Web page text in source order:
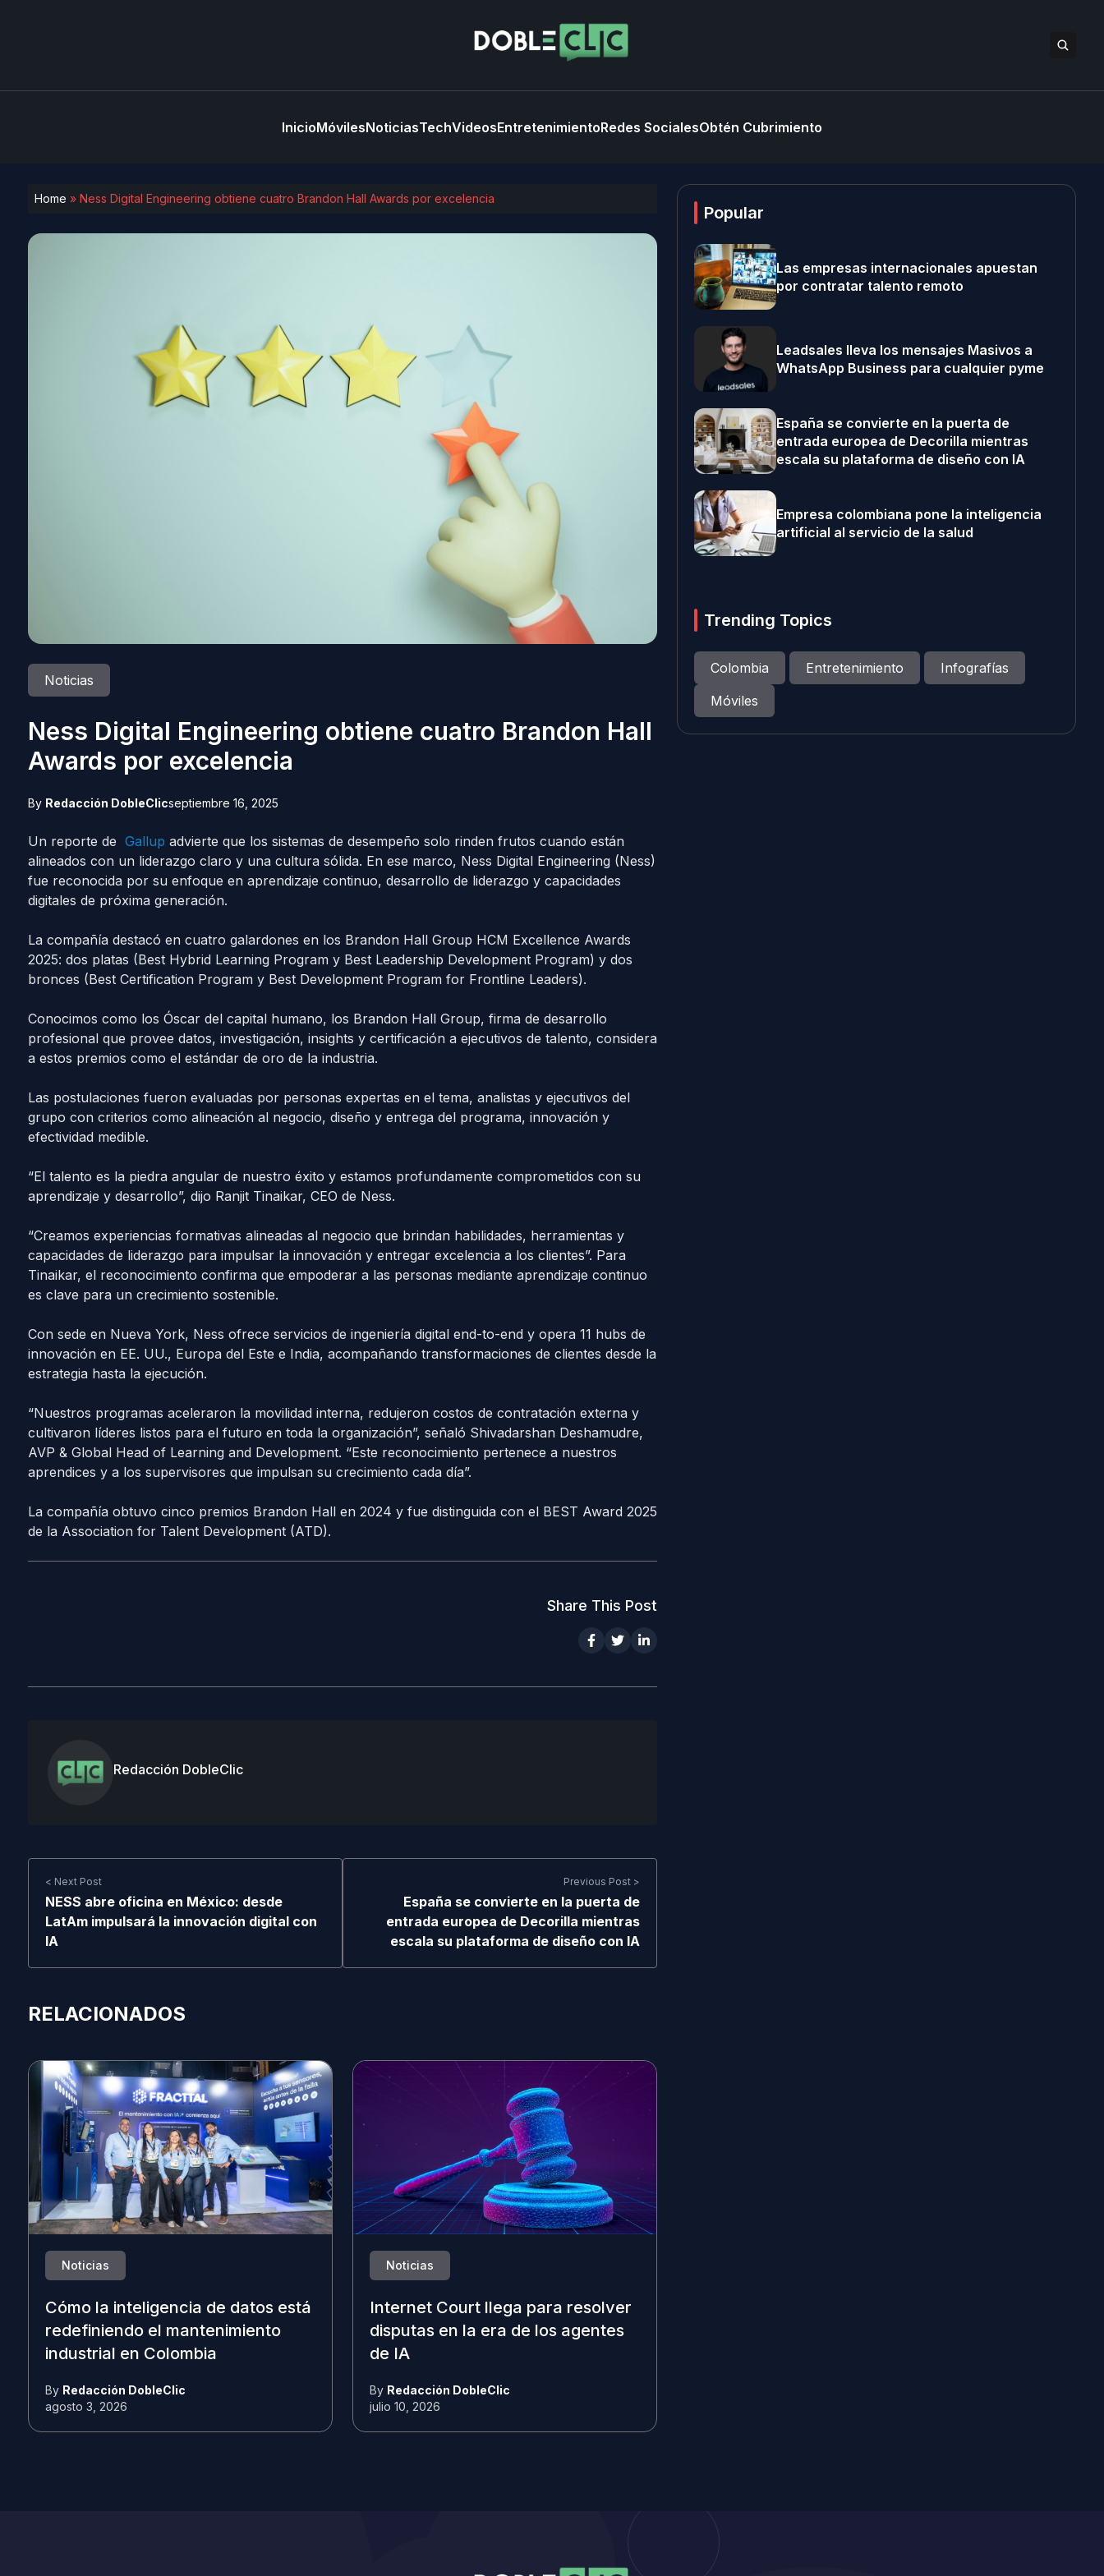
InicioMóvilesNoticiasTechVideosEntretenimientoRedes SocialesObtén Cubrimiento
Home » Ness Digital Engineering obtiene cuatro Brandon Hall Awards por excelencia
Noticias
Ness Digital Engineering obtiene cuatro Brandon Hall
Awards por excelencia
By Redacción DobleClicseptiembre 16, 2025
Un reporte de Gallup advierte que los sistemas de desempeño solo rinden frutos cuando están
alineados con un liderazgo claro y una cultura sólida. En ese marco, Ness Digital Engineering (Ness)
fue reconocida por su enfoque en aprendizaje continuo, desarrollo de liderazgo y capacidades
digitales de próxima generación.
La compañía destacó en cuatro galardones en los Brandon Hall Group HCM Excellence Awards
2025: dos platas (Best Hybrid Learning Program y Best Leadership Development Program) y dos
bronces (Best Certification Program y Best Development Program for Frontline Leaders).
Conocimos como los Óscar del capital humano, los Brandon Hall Group, firma de desarrollo
profesional que provee datos, investigación, insights y certificación a ejecutivos de talento, considera
a estos premios como el estándar de oro de la industria.
Las postulaciones fueron evaluadas por personas expertas en el tema, analistas y ejecutivos del
grupo con criterios como alineación al negocio, diseño y entrega del programa, innovación y
efectividad medible.
“El talento es la piedra angular de nuestro éxito y estamos profundamente comprometidos con su
aprendizaje y desarrollo”, dijo Ranjit Tinaikar, CEO de Ness.
“Creamos experiencias formativas alineadas al negocio que brindan habilidades, herramientas y
capacidades de liderazgo para impulsar la innovación y entregar excelencia a los clientes”. Para
Tinaikar, el reconocimiento confirma que empoderar a las personas mediante aprendizaje continuo
es clave para un crecimiento sostenible.
Con sede en Nueva York, Ness ofrece servicios de ingeniería digital end-to-end y opera 11 hubs de
innovación en EE. UU., Europa del Este e India, acompañando transformaciones de clientes desde la
estrategia hasta la ejecución.
“Nuestros programas aceleraron la movilidad interna, redujeron costos de contratación externa y
cultivaron líderes listos para el futuro en toda la organización”, señaló Shivadarshan Deshamudre,
AVP & Global Head of Learning and Development. “Este reconocimiento pertenece a nuestros
aprendices y a los supervisores que impulsan su crecimiento cada día”.
La compañía obtuvo cinco premios Brandon Hall en 2024 y fue distinguida con el BEST Award 2025
de la Association for Talent Development (ATD).
Share This Post
Redacción DobleClic
< Next Post
NESS abre oficina en México: desde
LatAm impulsará la innovación digital con
IA
Previous Post >
España se convierte en la puerta de
entrada europea de Decorilla mientras
escala su plataforma de diseño con IA
RELACIONADOS
Noticias
Cómo la inteligencia de datos está
redefiniendo el mantenimiento
industrial en Colombia
By Redacción DobleClic
agosto 3, 2026
Noticias
Internet Court llega para resolver
disputas en la era de los agentes
de IA
By Redacción DobleClic
julio 10, 2026
Popular
Las empresas internacionales apuestan
por contratar talento remoto
Leadsales lleva los mensajes Masivos a
WhatsApp Business para cualquier pyme
España se convierte en la puerta de
entrada europea de Decorilla mientras
escala su plataforma de diseño con IA
Empresa colombiana pone la inteligencia
artificial al servicio de la salud
Trending Topics
Colombia Entretenimiento
Infografías
Móviles